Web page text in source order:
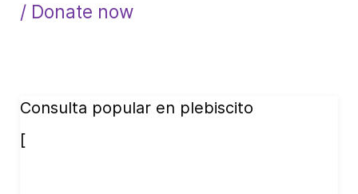
/ Donate now
Consulta popular en plebiscito
[